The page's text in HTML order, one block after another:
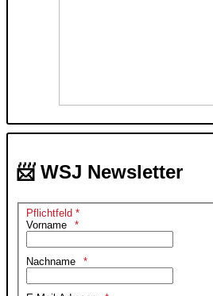
📨 WSJ Newsletter
Pflichtfeld *
Vorname
Nachname